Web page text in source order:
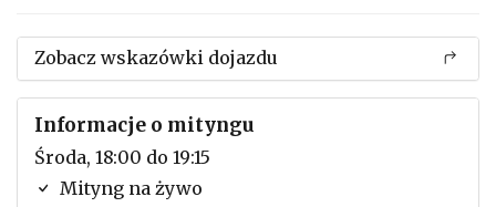
Zobacz wskazówki dojazdu
Informacje o mityngu
Środa, 18:00 do 19:15
Mityng na żywo